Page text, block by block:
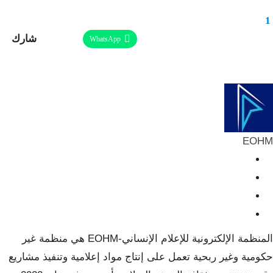
1
شارك
WhatsApp
EOHM
المنظمة الإلكترونية للإعلام الإنساني-EOHM هي منظمة غير
حكومية وغير ربحية تعمل على إنتاج مواد إعلامية وتنفيذ مشاريع